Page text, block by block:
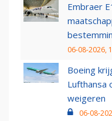
Embraer
06-08-2026,
Boeing
Lufthansa
weigeren
06-08-